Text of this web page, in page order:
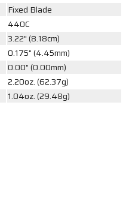
Fixed Blade
440C
3.22" (8.18cm)
0.175" (4.45mm)
0.00" (0.00mm)
2.20oz. (62.37g)
1.04oz. (29.48g)